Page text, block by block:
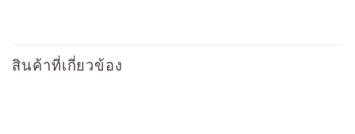
สินค้าที่เกี่ยวข้อง